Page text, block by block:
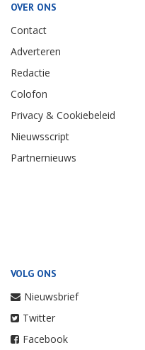
OVER ONS
Contact
Adverteren
Redactie
Colofon
Privacy & Cookiebeleid
Nieuwsscript
Partnernieuws
VOLG ONS
Nieuwsbrief
Twitter
Facebook